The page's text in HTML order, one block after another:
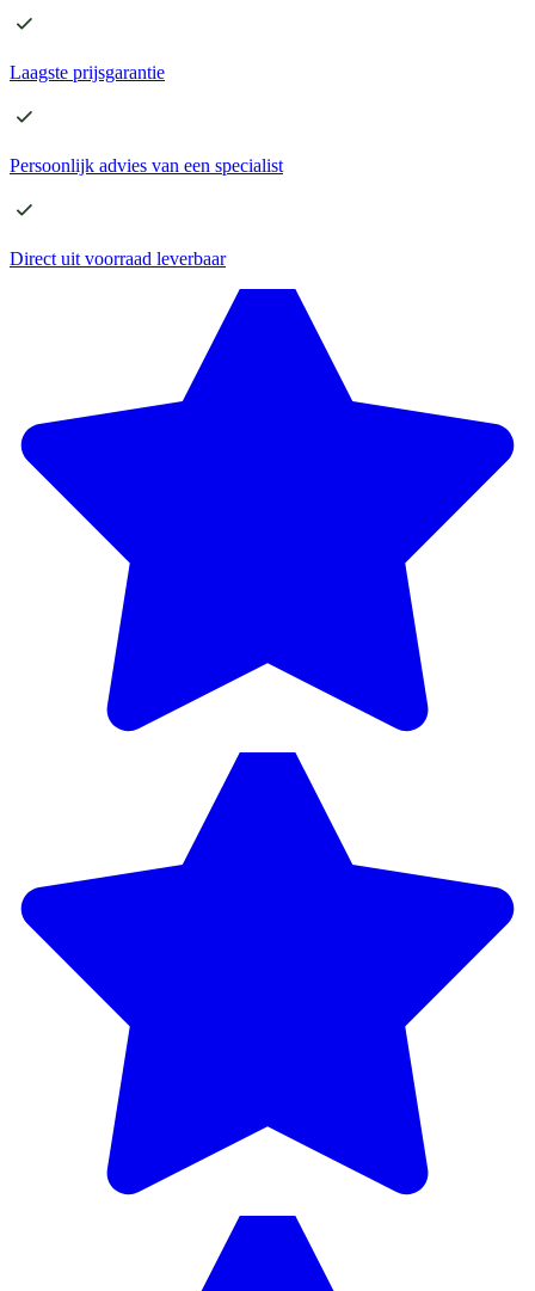
Laagste prijsgarantie
Persoonlijk advies van een specialist
Direct uit voorraad leverbaar